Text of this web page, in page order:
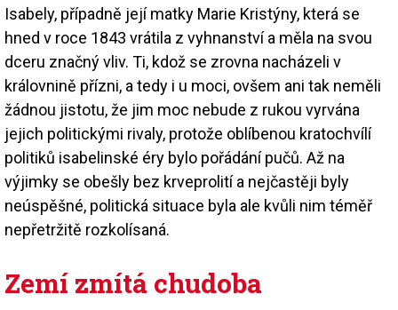
Isabely, případně její matky Marie Kristýny, která se
hned v roce 1843 vrátila z vyhnanství a měla na svou
dceru značný vliv. Ti, kdož se zrovna nacházeli v
královnině přízni, a tedy i u moci, ovšem ani tak neměli
žádnou jistotu, že jim moc nebude z rukou vyrvána
jejich politickými rivaly, protože oblíbenou kratochvílí
politiků isabelinské éry bylo pořádání pučů. Až na
výjimky se obešly bez krveprolití a nejčastěji byly
neúspěšné, politická situace byla ale kvůli nim téměř
nepřetržitě rozkolísaná.
Zemí zmítá chudoba